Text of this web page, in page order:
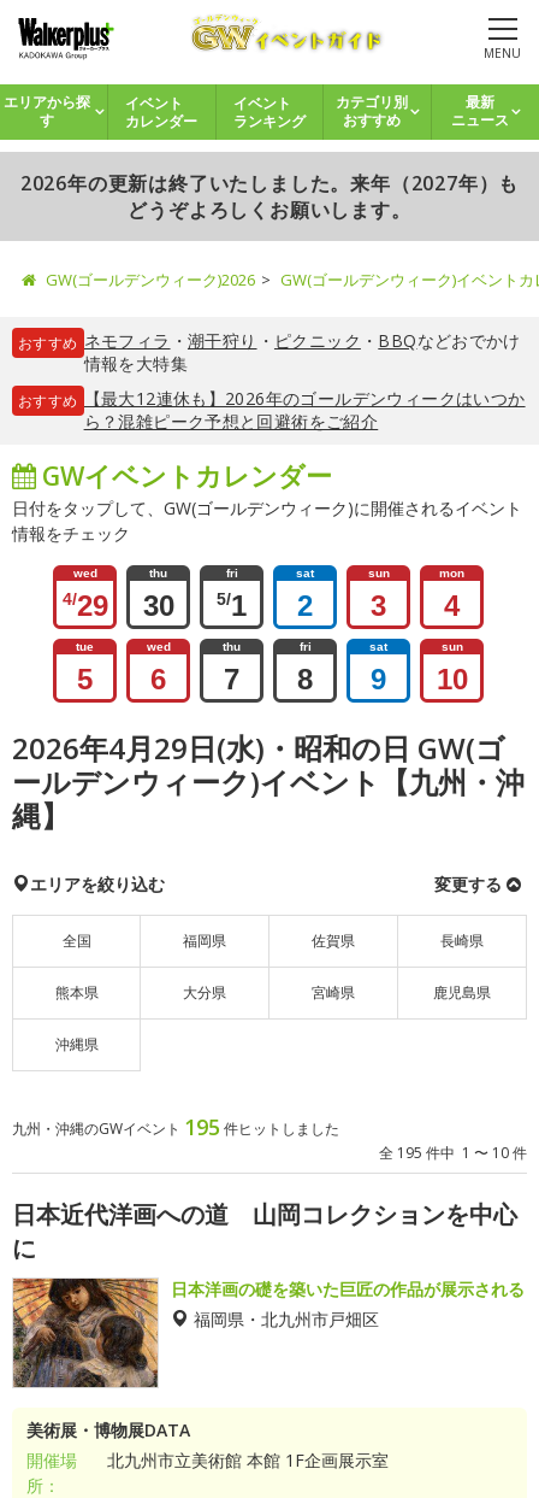
MENU
エリアから探
す
イベント
カレンダー
イベント
ランキング
カテゴリ別
おすすめ
最新
ニュース
2026年の更新は終了いたしました。来年（2027年）も
どうぞよろしくお願いします。
GW(ゴールデンウィーク)2026 GW(ゴールデンウィーク)イベント
おすすめ ネモフィラ ・ 潮干狩り ・ ピクニック ・ BBQなどおでかけ
情報を大特集
おすすめ
【最大12連休も】2026年のゴールデンウィークはいつか
ら？混雑ピーク予想と回避術をご紹介
GWイベントカレンダー
日付をタップして、GW(ゴールデンウィーク)に開催されるイベント
情報をチェック
wed
4/29
thu
30
fri
5/1
sat
2
sun
3
mon
4
tue
5
wed
6
thu
7
fri
8
sat
9
sun
10
2026年4月29日(水)・昭和の日 GW(ゴ
ールデンウィーク)イベント【九州・沖
縄】
エリアを絞り込む 変更する
全国 福岡県 佐賀県 長崎県
熊本県 大分県 宮崎県 鹿児島県
沖縄県
九州・沖縄のGWイベント 195 件ヒットしました
全 195 件中 1 〜 10 件
日本近代洋画への道 山岡コレクションを中心
に
日本洋画の礎を築いた巨匠の作品が展示される
福岡県・北九州市戸畑区
美術展・博物展DATA
開催場
所：
北九州市立美術館 本館 1F企画展示室